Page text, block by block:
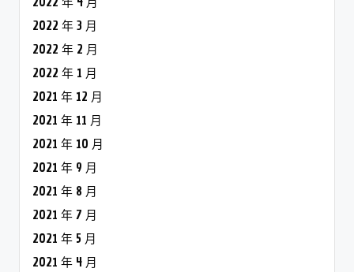
2022 年 3 月
2022 年 2 月
2022 年 1 月
2021 年 12 月
2021 年 11 月
2021 年 10 月
2021 年 9 月
2021 年 8 月
2021 年 7 月
2021 年 5 月
2021 年 4 月